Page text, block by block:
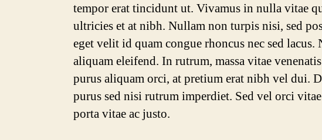
tempor erat tincidunt ut. Vivamus in nulla vitae
ultricies et at nibh. Nullam non turpis nisi, sed
eget velit id quam congue rhoncus nec sed lacus.
aliquam eleifend. In rutrum, massa vitae
purus aliquam orci, at pretium erat nibh vel dui.
purus sed nisi rutrum imperdiet. Sed vel orci
porta vitae ac justo.